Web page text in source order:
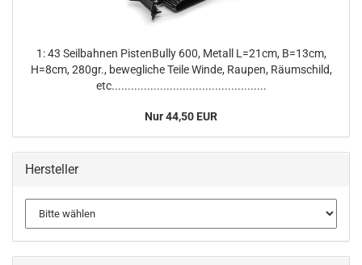
1: 43 Seilbahnen PistenBully 600, Metall L=21cm, B=13cm,
H=8cm, 280gr., bewegliche Teile Winde, Raupen, Räumschild,
etc................................................
Nur 44,50 EUR
Hersteller